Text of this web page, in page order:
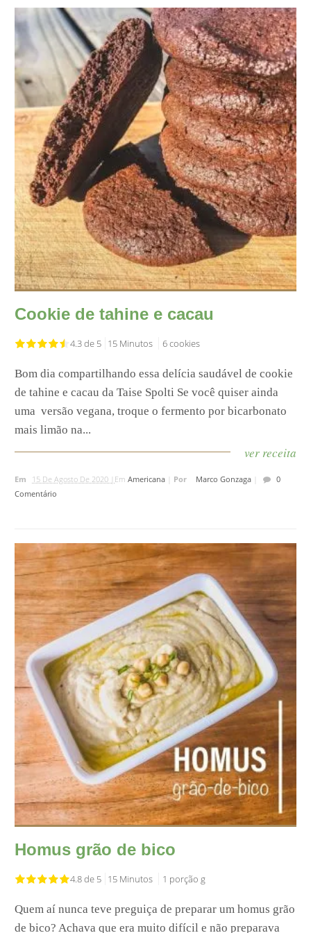
Cookie de tahine e cacau
4.3 de 5 15 Minutos 6 cookies
Bom dia compartilhando essa delícia saudável de cookie
de tahine e cacau da Taise Spolti⁣ Se você quiser ainda
uma versão vegana, troque o fermento por bicarbonato
mais limão na...
ver receita
Em 15 De Agosto De 2020 | EmAmericana Por Marco Gonzaga
0
Comentário
Homus grão de bico
4.8 de 5 15 Minutos 1 porção g
Quem aí nunca teve preguiça de preparar um homus grão
de bico? Achava que era muito difícil e não preparava